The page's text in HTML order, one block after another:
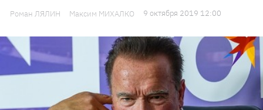
Роман ЛЯЛИН Максим МИХАЛКО 9 октября 2019 12:00